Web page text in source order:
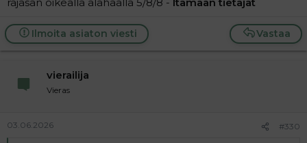
Vastaa
Ilmoita asiaton viesti
vierailija
Vieras
03.06.2026 #330